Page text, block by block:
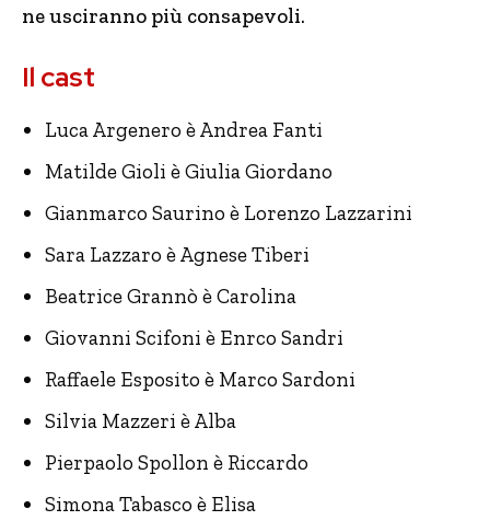
ne usciranno più consapevoli.
Il cast
Luca Argenero è Andrea Fanti
Matilde Gioli è Giulia Giordano
Gianmarco Saurino è Lorenzo Lazzarini
Sara Lazzaro è Agnese Tiberi
Beatrice Grannò è Carolina
Giovanni Scifoni è Enrco Sandri
Raffaele Esposito è Marco Sardoni
Silvia Mazzeri è Alba
Pierpaolo Spollon è Riccardo
Simona Tabasco è Elisa